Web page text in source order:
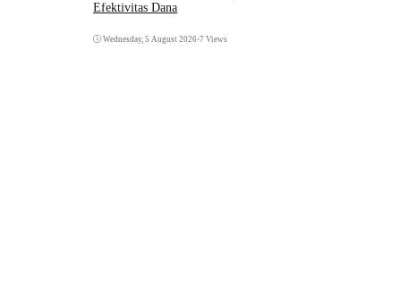
Efektivitas Dana
Wednesday, 5 August 2026•7 Views